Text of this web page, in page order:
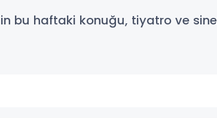
bu haftaki konuğu, tiyatro ve